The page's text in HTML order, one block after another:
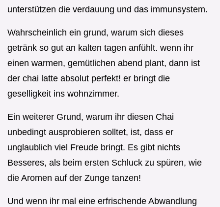
unterstützen die verdauung und das immunsystem.
Wahrscheinlich ein grund, warum sich dieses
getränk so gut an kalten tagen anfühlt. wenn ihr
einen warmen, gemütlichen abend plant, dann ist
der chai latte absolut perfekt! er bringt die
geselligkeit ins wohnzimmer.
Ein weiterer Grund, warum ihr diesen Chai
unbedingt ausprobieren solltet, ist, dass er
unglaublich viel Freude bringt. Es gibt nichts
Besseres, als beim ersten Schluck zu spüren, wie
die Aromen auf der Zunge tanzen!
Und wenn ihr mal eine erfrischende Abwandlung